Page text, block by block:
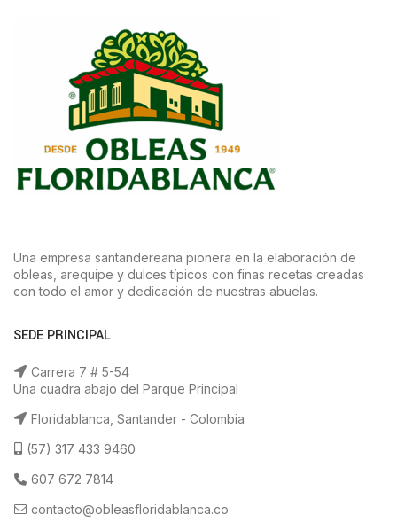
Una empresa santandereana pionera en la elaboración de
obleas, arequipe y dulces típicos con finas recetas creadas
con todo el amor y dedicación de nuestras abuelas.
SEDE PRINCIPAL
Carrera 7 # 5-54
Una cuadra abajo del Parque Principal
Floridablanca, Santander - Colombia
(57) 317 433 9460
607 672 7814
contacto@obleasfloridablanca.co